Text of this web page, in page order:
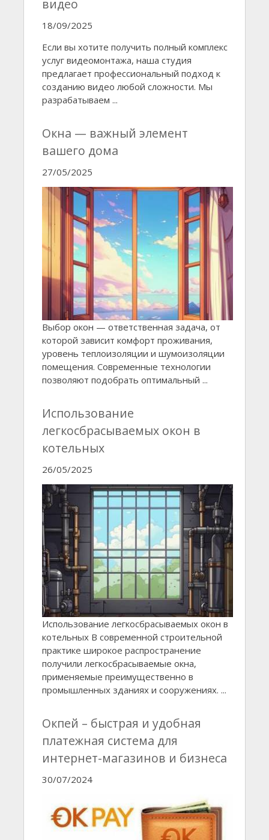
видео
18/09/2025
Если вы хотите получить полный комплекс
услуг видеомонтажа, наша студия
предлагает профессиональный подход к
созданию видео любой сложности. Мы
разрабатываем ...
Окна — важный элемент
вашего дома
27/05/2025
Выбор окон — ответственная задача, от
которой зависит комфорт проживания,
уровень теплоизоляции и шумоизоляции
помещения. Современные технологии
позволяют подобрать оптимальный ...
Использование
легкосбрасываемых окон в
котельных
26/05/2025
Использование легкосбрасываемых окон в
котельных В современной строительной
практике широкое распространение
получили легкосбрасываемые окна,
применяемые преимущественно в
промышленных зданиях и сооружениях. ...
Окпей – быстрая и удобная
платежная система для
интернет-магазинов и бизнеса
30/07/2024